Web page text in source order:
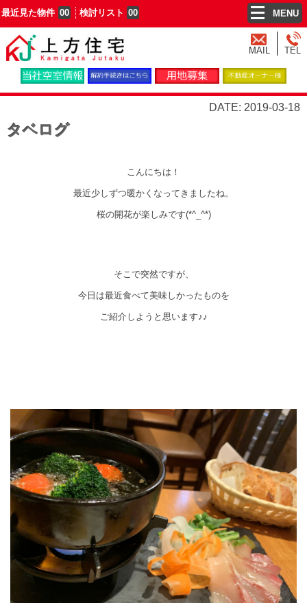
最近見た物件 00 検討リスト 00 MENU
MAIL TEL
DATE: 2019-03-18
タベログ
こんにちは！
最近少しずつ暖かくなってきましたね。
桜の開花が楽しみです(*^_^*)
そこで突然ですが、
今日は最近食べて美味しかったものを
ご紹介しようと思います♪♪